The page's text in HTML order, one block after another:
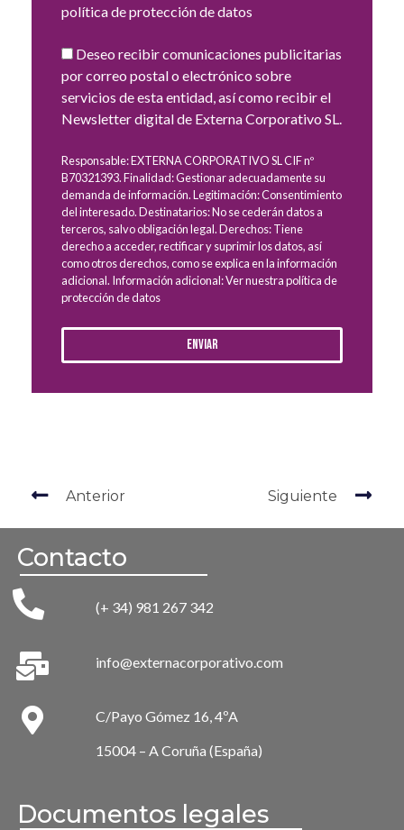
política de protección de datos
Deseo recibir comunicaciones publicitarias
por correo postal o electrónico sobre
servicios de esta entidad, así como recibir el
Newsletter digital de Externa Corporativo SL.
Responsable: EXTERNA CORPORATIVO SL CIF nº
B70321393. Finalidad: Gestionar adecuadamente su
demanda de información. Legitimación: Consentimiento
del interesado. Destinatarios: No se cederán datos a
terceros, salvo obligación legal. Derechos: Tiene
derecho a acceder, rectificar y suprimir los datos, así
como otros derechos, como se explica en la información
adicional. Información adicional: Ver nuestra política de
protección de datos
Enviar
Anterior Siguiente
Contacto
(+ 34) 981 267 342
info@externacorporativo.com
C/Payo Gómez 16, 4ºA
15004 – A Coruña (España)
Documentos legales